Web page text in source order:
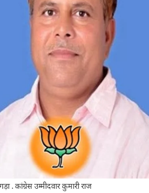
. कांग्रेस उम्मीदवार कुमारी राज